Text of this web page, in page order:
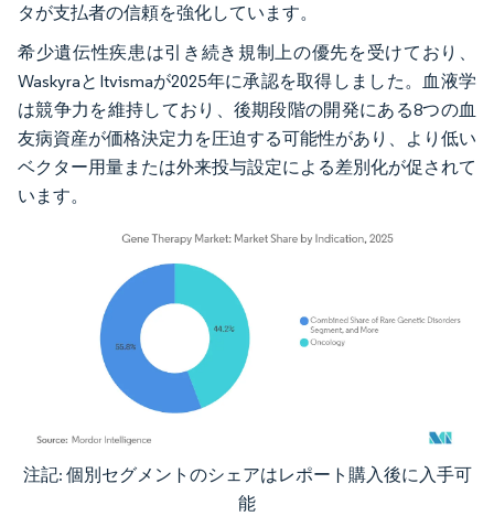
タが支払者の信頼を強化しています。
希少遺伝性疾患は引き続き規制上の優先を受けており、
WaskyraとItvismaが2025年に承認を取得しました。血液学
は競争力を維持しており、後期段階の開発にある8つの血
友病資産が価格決定力を圧迫する可能性があり、より低い
ベクター用量または外来投与設定による差別化が促されて
います。
画像 © Mordor Intelligence。再利用にはCC BY 4.0の表示が必要です。
注記: 個別セグメントのシェアはレポート購入後に入手可
能